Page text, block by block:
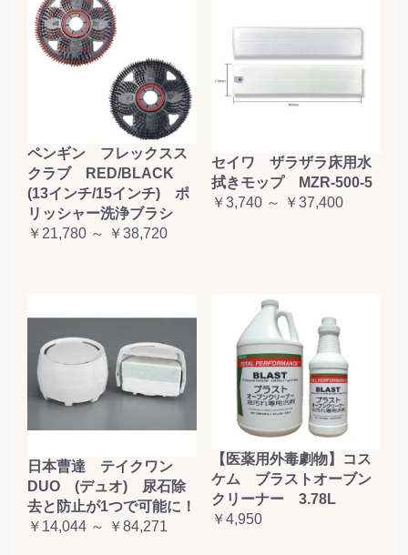
ペンギン フレックスス
クラブ RED/BLACK
(13インチ/15インチ) ポ
リッシャー洗浄ブラシ
￥21,780 ～ ￥38,720
セイワ ザラザラ床用水
拭きモップ MZR-500-5
￥3,740 ～ ￥37,400
日本曹達 テイクワン
DUO (デュオ) 尿石除
去と防止が1つで可能に！
￥14,044 ～ ￥84,271
【医薬用外毒劇物】コス
ケム ブラストオーブン
クリーナー 3.78L
￥4,950